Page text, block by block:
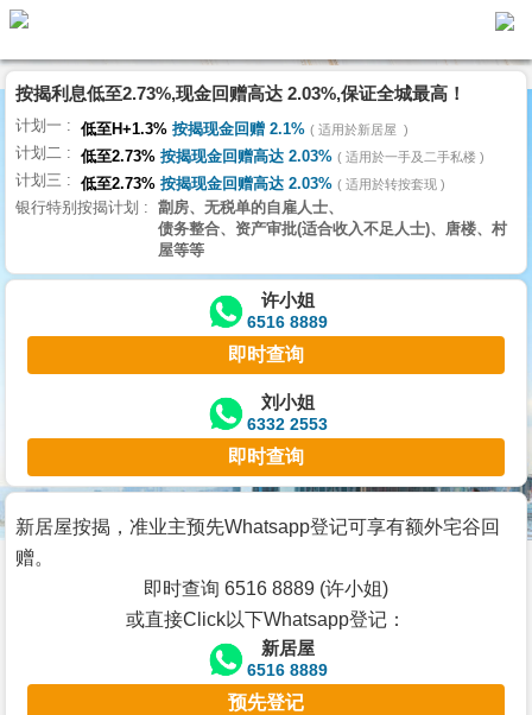
代
理
主
页
搵
楼/
交
业
主
宅
谷
按
按揭利息低至2.73%,现金回赠高达 2.03%,保证全城最高！
计划一 低至H+1.3% 按揭现金回赠 2.1% 适用於新居屋
计划二 低至2.73% 按揭现金回赠高达 2.03% 适用於一手及二手私楼
计划三 低至2.73% 按揭现金回赠高达 2.03% 适用於转按套现
银行特别按揭计划
劏房、无税单的自雇人士、
债务整合、资产审批(适合收入不足人士)、唐楼、村
屋等等
许小姐
6516 8889
即时查询
刘小姐
6332 2553
即时查询
新居屋按揭，准业主预先Whatsapp登记可享有额外宅谷回
赠。
即时查询 6516 8889 (许小姐)
或直接Click以下Whatsapp登记：
新居屋
6516 8889
预先登记